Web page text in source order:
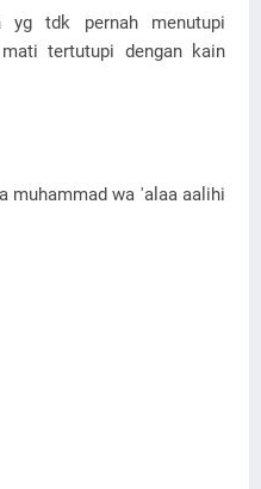
yg tdk pernah menutupi
tertutupi dengan kain
muhammad wa 'alaa aalihi